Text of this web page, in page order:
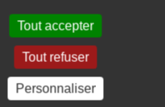
: relai Petite Enfance de
20 ...
Tout accepter
Tout refuser
Personnaliser